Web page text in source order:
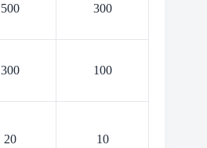
500 300
300 100
20 10